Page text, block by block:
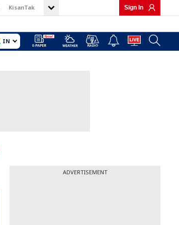
KisanTak Sign In
IN
ADVERTISEMENT